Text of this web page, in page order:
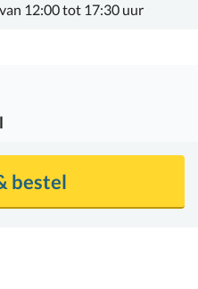
12:00 tot 17:30 uur
bestel